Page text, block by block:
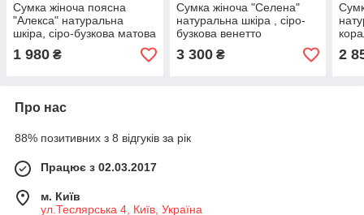
Сумка жіноча поясна
"Алекса" натуральна
шкіра, сіро-бузкова матова
1 980 ₴
Сумка жіноча "Селена"
натуральна шкіра , сіро-
бузкова венетто
3 300₴ 2
Про нас
88% позитивних з 8 відгуків за рік
Працює з 02.03.2017
м. Київ
ул.Теслярська 4, Київ, Україна